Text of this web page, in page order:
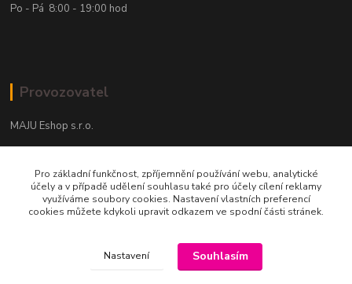
Po - Pá 8:00 - 19:00 hod
Provozovatel
MAJU Eshop s.r.o.
702 00 Ostrava
IČ: 09674799
Pro základní funkčnost, zpříjemnění používání webu, analytické
účely a v případě udělení souhlasu také pro účely cílení reklamy
využíváme soubory cookies. Nastavení vlastních preferencí
cookies můžete kdykoli upravit odkazem ve spodní části stránek.
Nastavení Souhlasím